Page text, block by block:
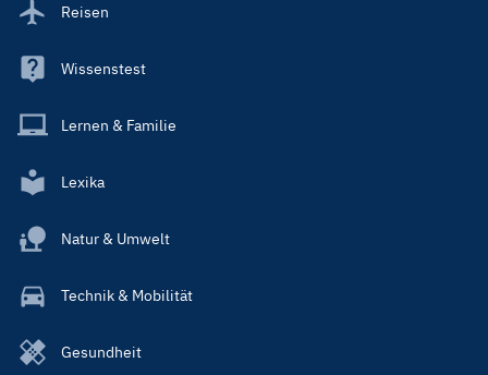
Reisen
Wissenstest
Lernen & Familie
Lexika
Natur & Umwelt
Technik & Mobilität
Gesundheit